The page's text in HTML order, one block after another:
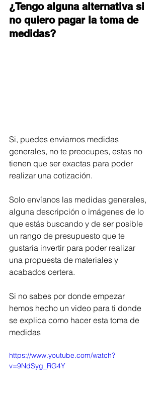
¿Tengo alguna alternativa si
no quiero pagar la toma de
medidas?
Si, puedes enviarnos medidas
generales, no te preocupes, estas no
tienen que ser exactas para poder
realizar una cotización.
Solo envíanos las medidas generales,
alguna descripción o imágenes de lo
que estás buscando y de ser posible
un rango de presupuesto que te
gustaría invertir para poder realizar
una propuesta de materiales y
acabados certera.
Si no sabes por donde empezar
hemos hecho un video para ti donde
se explica como hacer esta toma de
medidas
https://www.youtube.com/watch?
v=9NdSyg_RG4Y